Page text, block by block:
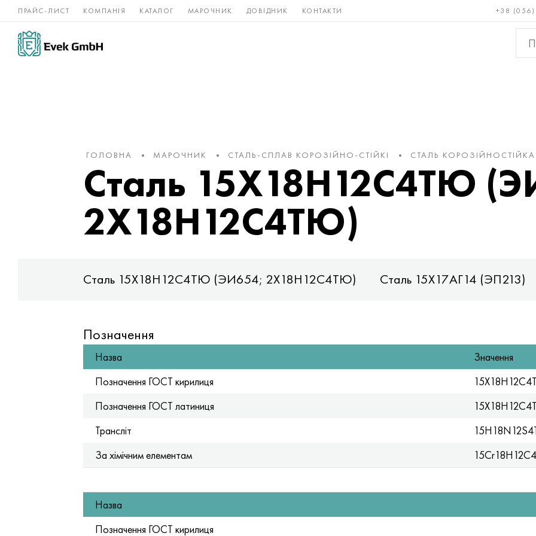
ПРАЙС-ЛИСТ КОМПАНІЯ КАТАЛОГ МАРОЧНИК ДОВІДНИК КОНТАКТИ +38
Нікелеві
сплави
Рідкісні і Бронза, мідь,
метали
ГОЛОВНА МАРОЧНИК СТАЛЬ-СПЛАВ КОРОЗІЙНО-СТІЙКІ СТАЛЬ КОРОЗІЙНОСТІЙКА
Сталь 15Х18Н12С4ТЮ
2Х18Н12С4ТЮ)
Сталь 15Х18Н12С4ТЮ (ЭИ654; 2Х18Н12С4ТЮ) Сталь 15Х17АГ14 (ЭП213)
Позначення
Назва
Значення
Позначення ГОСТ кирилиця
Позначення ГОСТ латиниця
Трансліт
За хімічним елементам
Назва
Позначення ГОСТ кирилиця